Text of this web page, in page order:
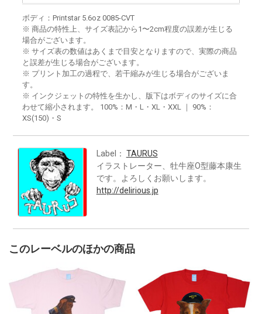
ボディ：Printstar 5.6oz 0085-CVT
※ 商品の特性上、サイズ表記から1〜2cm程度の誤差が生じる
場合がございます。
※ サイズ表の数値はあくまで目安となりますので、実際の商品
と誤差が生じる場合がございます。
※ プリント加工の過程で、若干縮みが生じる場合がございま
す。
※ インクジェットの特性を生かし、版下はボディのサイズに合
わせて縮小されます。 100%：M・L・XL・XXL ｜ 90%：
XS(150)・S
Label： TAURUS
イラストレーター、牡牛座O型藤本康生
です。よろしくお願いします。
http://delirious.jp
このレーベルのほかの商品